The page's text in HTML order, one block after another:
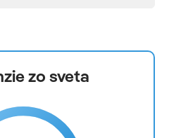
zo sveta